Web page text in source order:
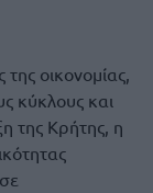
οικονομίας,
κύκλους και
της Κρήτης, η